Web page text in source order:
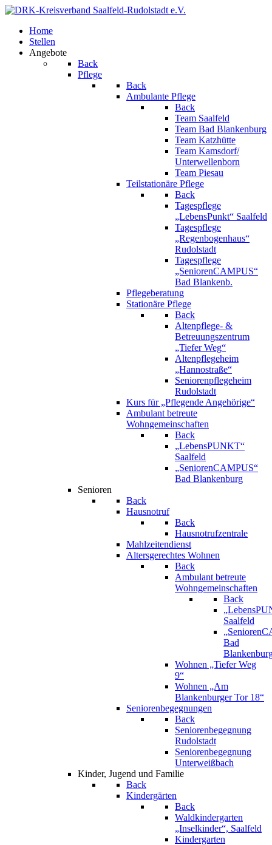
Home
Stellen
Angebote
Back
Pflege
Back
Ambulante Pflege
Back
Team Saalfeld
Team Bad Blankenburg
Team Katzhütte
Team Kamsdorf/
Unterwellenborn
Team Piesau
Teilstationäre Pflege
Back
Tagespflege
„LebensPunkt“ Saalfeld
Tagespflege
„Regenbogenhaus“
Rudolstadt
Tagespflege
„SeniorenCAMPUS“
Bad Blankenb.
Pflegeberatung
Stationäre Pflege
Back
Altenpflege- &
Betreuungszentrum
„Tiefer Weg“
Altenpflegeheim
„Hannostraße“
Seniorenpflegeheim
Rudolstadt
Kurs für „Pflegende Angehörige“
Ambulant betreute
Wohngemeinschaften
Back
„LebensPUNKT“
Saalfeld
„SeniorenCAMPUS“
Bad Blankenburg
Senioren
Back
Hausnotruf
Back
Hausnotrufzentrale
Mahlzeitendienst
Altersgerechtes Wohnen
Back
Ambulant betreute
Wohngemeinschaften
Back
Saalfeld
Bad
Wohnen „Tiefer Weg
9“
Wohnen „Am
Blankenburger Tor 18“
Seniorenbegegnungen
Back
Seniorenbegegnung
Rudolstadt
Seniorenbegegnung
Unterweißbach
Kinder, Jugend und Familie
Back
Kindergärten
Back
Waldkindergarten
„Inselkinder“, Saalfeld
Kindergarten